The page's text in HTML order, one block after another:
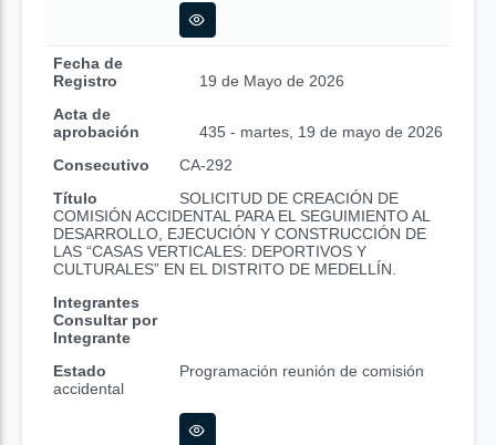
Fecha de
Registro
19 de Mayo de 2026
Acta de
aprobación
435 - martes, 19 de mayo de 2026
Consecutivo
CA-292
Título
SOLICITUD DE CREACIÓN DE
COMISIÓN ACCIDENTAL PARA EL SEGUIMIENTO AL
DESARROLLO, EJECUCIÓN Y CONSTRUCCIÓN DE
LAS “CASAS VERTICALES: DEPORTIVOS Y
CULTURALES” EN EL DISTRITO DE MEDELLÍN.
Integrantes
Consultar por
Integrante
Estado
Programación reunión de comisión
accidental